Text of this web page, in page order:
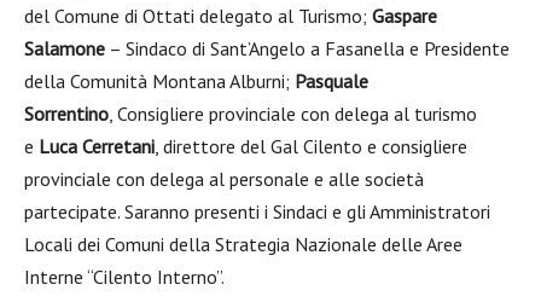
del Comune di Ottati delegato al Turismo; Gaspare
Salamone – Sindaco di Sant’Angelo a Fasanella e Presidente
della Comunità Montana Alburni; Pasquale
Sorrentino, Consigliere provinciale con delega al turismo
e Luca Cerretani, direttore del Gal Cilento e consigliere
provinciale con delega al personale e alle società
partecipate. Saranno presenti i Sindaci e gli Amministratori
Locali dei Comuni della Strategia Nazionale delle Aree
Interne “Cilento Interno”.